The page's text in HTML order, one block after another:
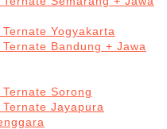
Yogyakarta
Bandung + Jawa
Sorong
Jayapura